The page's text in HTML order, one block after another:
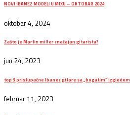
NOVI IBANEZ MODELI U MIXU – OKTOBAR 2024
oktobar 4, 2024
Zašto je Martin miller značajan gitarista?
jun 24, 2023
top 3 pristupačne Ibanez gitare sa „bogatim“ izgledom
februar 11, 2023